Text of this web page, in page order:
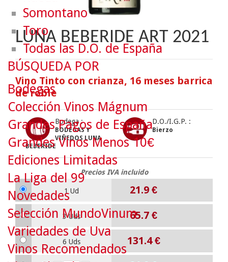
LUNA BEBERIDE ART 2021
Vino Tinto con crianza, 16 meses barrica
de roble
Bodega :
BODEGAS Y
VIÑEDOS LUNA
BEBERIDE
D.O./I.G.P. :
Bierzo
Precios IVA incluido
1 Ud 21.9 €
3 Uds 65.7 €
6 Uds 131.4€
Somontano
Toro
Todas las D.O. de España
BÚSQUEDA POR
Bodegas
Colección Vinos Mágnum
Grandes Pagos de España
Grandes Vinos Menos 10€
Ediciones Limitadas
La Liga del 99
Novedades
Selección MundoVinum
Variedades de Uva
Vinos Recomendados